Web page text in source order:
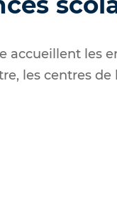
accueillent les
les centres